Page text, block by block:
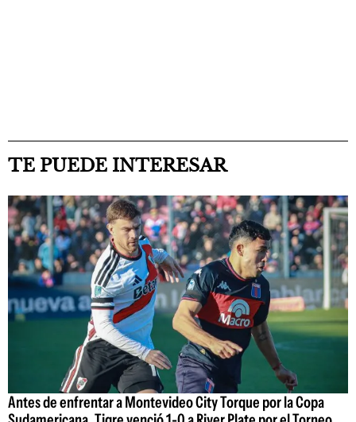
TE PUEDE INTERESAR
Antes de enfrentar a Montevideo City Torque por la Copa